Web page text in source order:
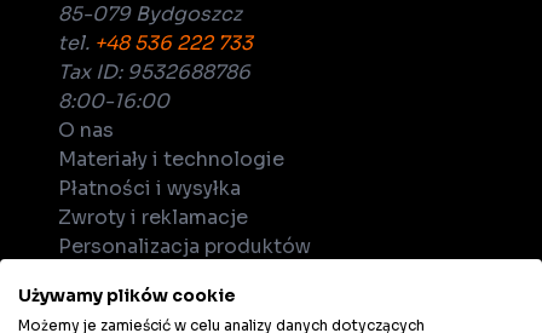
85-079 Bydgoszcz
tel. +48 536 222 733
Tax ID: 9532688786
8:00-16:00
O nas
Materiały i technologie
Płatności i wysyłka
Zwroty i reklamacje
Personalizacja produktów
Zostań dystrybutorem
Używamy plików cookie
Możemy je zamieścić w celu analizy danych dotyczących